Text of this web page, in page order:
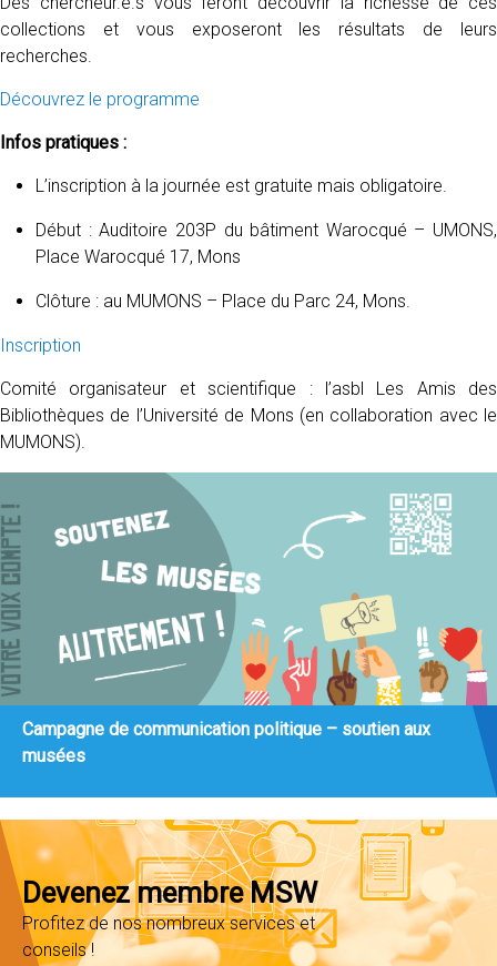
collections et vous exposeront les résultats de leurs
recherches.
Découvrez le programme
Infos pratiques :
L’inscription à la journée est gratuite mais obligatoire.
Début : Auditoire 203P du bâtiment Warocqué – UMONS,
Place Warocqué 17, Mons
Clôture : au MUMONS – Place du Parc 24, Mons.
Inscription
Comité organisateur et scientifique : l’asbl Les Amis des
Bibliothèques de l’Université de Mons (en collaboration avec le
MUMONS).
Campagne de communication politique – soutien aux
musées
Devenez membre MSW
Profitez de nos nombreux services et
conseils !